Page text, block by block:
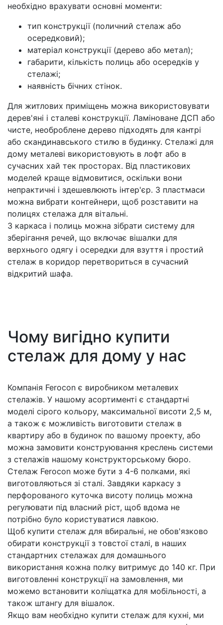
необхідно врахувати основні моменти:
тип конструкції (поличний стелаж або
осередковий);
матеріал конструкції (дерево або метал);
габарити, кількість полиць або осередків у
стелажі;
наявність бічних стінок.
Для житлових приміщень можна використовувати
дерев'яні і сталеві конструкції. Ламіноване ДСП або
чисте, необроблене дерево підходять для кантрі
або скандинавського стилю в будинку. Стелажі для
дому металеві використовують в лофт або в
сучасних хай тек просторах. Від пластикових
моделей краще відмовитися, оскільки вони
непрактичні і здешевлюють інтер'єр. З пластмаси
можна вибрати контейнери, щоб розставити на
полицях стелажа для вітальні.
З каркаса і полиць можна зібрати систему для
зберігання речей, що включає вішалки для
верхнього одягу і осередки для взуття і простий
стелаж в коридор перетвориться в сучасний
відкритий шафа.
Чому вигідно купити
стелаж для дому у нас
Компанія Ferocon є виробником металевих
стелажів. У нашому асортименті є стандартні
моделі сірого кольору, максимальної висоти 2,5 м,
а також є можливість виготовити стелаж в
квартиру або в будинок по вашому проекту, або
можна замовити конструювання креслень системи
з стелажів нашому конструкторському бюро.
Стелаж Ferocon може бути з 4-6 полками, які
виготовляються зі сталі. Завдяки каркасу з
перфорованого куточка висоту полиць можна
регулювати під власний ріст, щоб вдома не
потрібно було користуватися лавкою.
Щоб купити стелаж для вбиральні, не обов'язково
обирати конструкції з товстої сталі, в наших
стандартних стелажах для домашнього
використання кожна полку витримує до 140 кг. При
виготовленні конструкції на замовлення, ми
можемо встановити коліщатка для мобільності, а
також штангу для вішалок.
Якщо вам необхідно купити стелаж для кухні, ми